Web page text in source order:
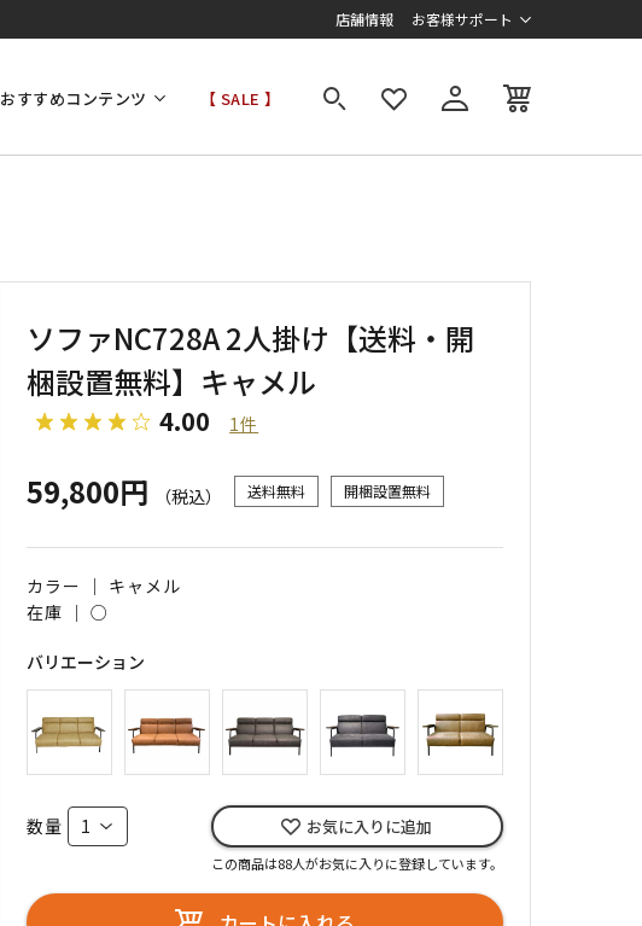
店舗情報 お客様サポート
おすすめコンテンツ 【 SALE 】
ソファNC728A 2人掛け【送料・開
梱設置無料】キャメル
4.00 1件
59,800円 （税込） 送料無料 開梱設置無料
カラー ｜ キャメル
在庫 ｜○
バリエーション
数量 お気に入りに追加
この商品は88人がお気に入りに登録しています。